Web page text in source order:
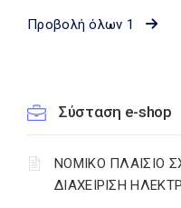
Προβολή όλων 1
Σύσταση e-shop
ΝΟΜΙΚΟ ΠΛΑΙΣΙΟ
ΔΙΑΧΕΙΡΙΣΗ